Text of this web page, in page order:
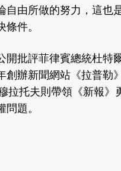
自由所做的努力，這也
件。
開批評菲律賓總統杜特
創辦新聞網站《拉普勒》
穆拉托夫則帶領《新報》
題。